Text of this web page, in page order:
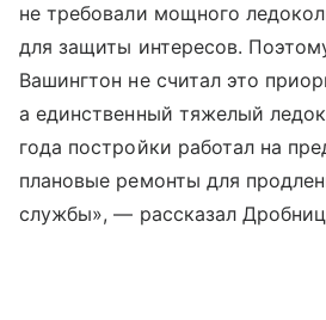
не требовали мощного
для защиты интересов.
Вашингтон не считал это
а единственный тяжелый
года постройки работал на
плановые ремонты для
службы», — рассказал